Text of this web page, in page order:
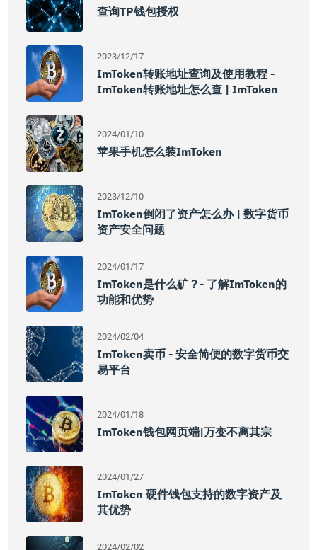
查询TP钱包授权
2023/12/17
ImToken转账地址查询及使用教程 -
ImToken转账地址怎么查 | ImToken
2024/01/10
苹果手机怎么装imToken
2023/12/10
ImToken倒闭了资产怎么办 | 数字货币
资产安全问题
2024/01/17
ImToken是什么矿？- 了解imToken的
功能和优势
2024/02/04
ImToken卖币 - 安全简便的数字货币交
易平台
2024/01/18
ImToken钱包网页端|万变不离其宗
2024/01/27
ImToken 硬件钱包支持的数字资产及
其优势
2024/02/02